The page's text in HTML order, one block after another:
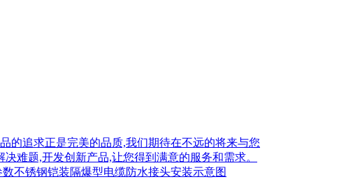
的追求正是完美的品质,我们期待在不远的将来与您
难题,开发创新产品,让您得到满意的服务和需求。
不锈钢铠装隔爆型电缆防水接头安装示意图